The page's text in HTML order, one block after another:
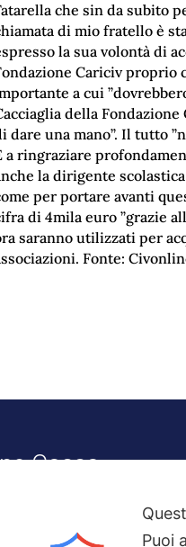
che sin da subito
di mio fratello è
la sua volontà di
Cariciv proprio
a cui
della
dare una mano”. Il tutto
a ringraziare
la dirigente
per portare avanti
di 4mila euro ”grazie
saranno utilizzati per
Fonte:
Cassa
Puoi